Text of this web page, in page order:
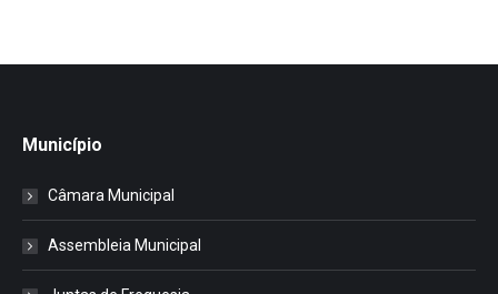
Município
Câmara Municipal
Assembleia Municipal